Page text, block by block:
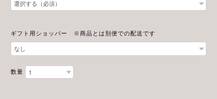
ギフト用ショッパー ※商品とは別便での配送です
数量